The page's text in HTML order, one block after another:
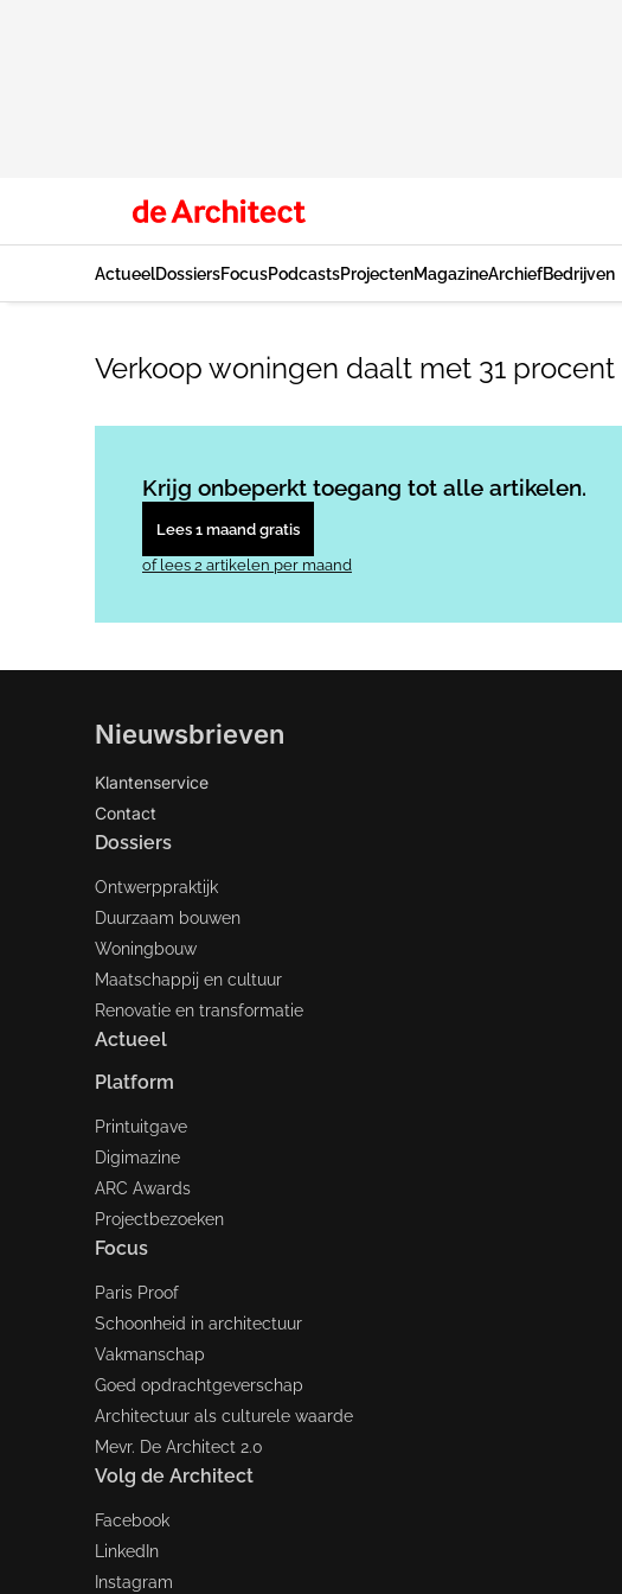
ActueelDossiersFocusPodcastsProjectenMagazineArchiefBedrijven
Verkoop woningen daalt met 31 procent
Krijg onbeperkt toegang tot alle artikelen.
Lees 1 maand gratis
of lees 2 artikelen per maand
Nieuwsbrieven
Klantenservice
Contact
Dossiers
Ontwerppraktijk
Duurzaam bouwen
Woningbouw
Maatschappij en cultuur
Renovatie en transformatie
Actueel
Platform
Printuitgave
Digimazine
ARC Awards
Projectbezoeken
Focus
Paris Proof
Schoonheid in architectuur
Vakmanschap
Goed opdrachtgeverschap
Architectuur als culturele waarde
Mevr. De Architect 2.0
Volg de Architect
Facebook
LinkedIn
Instagram